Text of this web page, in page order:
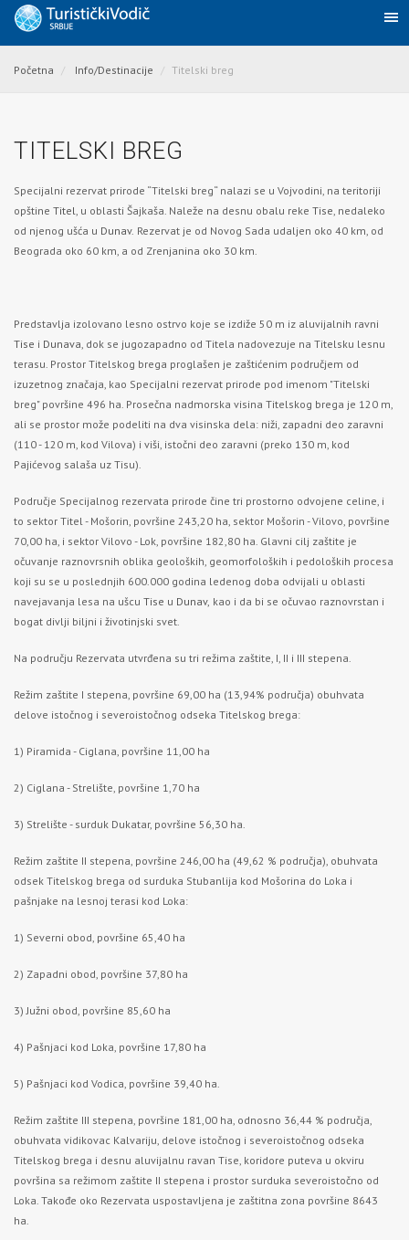
Početna Info/Destinacije Titelski breg
TITELSKI BREG
Specijalni rezervat prirode “Titelski breg“ nalazi se u Vojvodini, na teritoriji
opštine Titel, u oblasti Šajkaša. Naleže na desnu obalu reke Tise, nedaleko
od njenog ušća u Dunav. Rezervat je od Novog Sada udaljen oko 40 km, od
Beograda oko 60 km, a od Zrenjanina oko 30 km.
Predstavlja izolovano lesno ostrvo koje se izdiže 50 m iz aluvijalnih ravni
Tise i Dunava, dok se jugozapadno od Titela nadovezuje na Titelsku lesnu
terasu. Prostor Titelskog brega proglašen je zaštićenim područjem od
izuzetnog značaja, kao Specijalni rezervat prirode pod imenom "Titelski
breg" površine 496 ha. Prosečna nadmorska visina Titelskog brega je 120 m,
ali se prostor može podeliti na dva visinska dela: niži, zapadni deo zaravni
(110 - 120 m, kod Vilova) i viši, istočni deo zaravni (preko 130 m, kod
Pajićevog salaša uz Tisu).
Područje Specijalnog rezervata prirode čine tri prostorno odvojene celine, i
to sektor Titel - Mošorin, površine 243,20 ha, sektor Mošorin - Vilovo, površine
70,00 ha, i sektor Vilovo - Lok, površine 182,80 ha. Glavni cilj zaštite je
očuvanje raznovrsnih oblika geoloških, geomorfoloških i pedoloških procesa
koji su se u poslednjih 600.000 godina ledenog doba odvijali u oblasti
navejavanja lesa na ušcu Tise u Dunav, kao i da bi se očuvao raznovrstan i
bogat divlji biljni i životinjski svet.
Na području Rezervata utvrđena su tri režima zaštite, I, II i III stepena.
Režim zaštite I stepena, površine 69,00 ha (13,94% područja) obuhvata
delove istočnog i severoistočnog odseka Titelskog brega:
1) Piramida - Ciglana, površine 11,00 ha
2) Ciglana - Strelište, površine 1,70 ha
3) Strelište - surduk Dukatar, površine 56,30 ha.
Režim zaštite II stepena, površine 246,00 ha (49,62 % područja), obuhvata
odsek Titelskog brega od surduka Stubanlija kod Mošorina do Loka i
pašnjake na lesnoj terasi kod Loka:
1) Severni obod, površine 65,40 ha
2) Zapadni obod, površine 37,80 ha
3) Južni obod, površine 85,60 ha
4) Pašnjaci kod Loka, površine 17,80 ha
5) Pašnjaci kod Vodica, površine 39,40 ha.
Režim zaštite III stepena, površine 181,00 ha, odnosno 36,44 % područja,
obuhvata vidikovac Kalvariju, delove istočnog i severoistočnog odseka
Titelskog brega i desnu aluvijalnu ravan Tise, koridore puteva u okviru
površina sa režimom zaštite II stepena i prostor surduka severoistočno od
Loka. Takođe oko Rezervata uspostavljena je zaštitna zona površine 8643
ha.